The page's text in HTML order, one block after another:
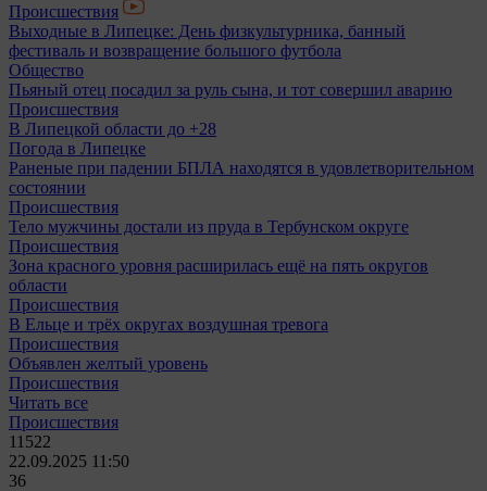
Происшествия
Выходные в Липецке: День физкультурника, банный
фестиваль и возвращение большого футбола
Общество
Пьяный отец посадил за руль сына, и тот совершил аварию
Происшествия
В Липецкой области до +28
Погода в Липецке
Раненые при падении БПЛА находятся в удовлетворительном
состоянии
Происшествия
Тело мужчины достали из пруда в Тербунском округе
Происшествия
Зона красного уровня расширилась ещё на пять округов
области
Происшествия
В Ельце и трёх округах воздушная тревога
Происшествия
Объявлен желтый уровень
Происшествия
Читать все
Происшествия
11522
22.09.2025 11:50
36